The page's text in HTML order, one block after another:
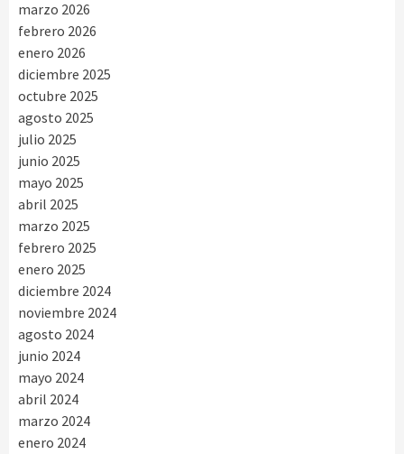
marzo 2026
febrero 2026
enero 2026
diciembre 2025
octubre 2025
agosto 2025
julio 2025
junio 2025
mayo 2025
abril 2025
marzo 2025
febrero 2025
enero 2025
diciembre 2024
noviembre 2024
agosto 2024
junio 2024
mayo 2024
abril 2024
marzo 2024
enero 2024